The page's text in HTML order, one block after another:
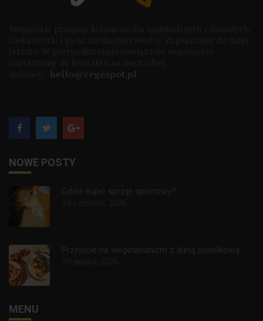
hello@vegespot.pl
NOWE POSTY
Gdzie kupić sprzęt sportowy?
Przejście na wegetarianizm z dietą pudełkową...
MENU